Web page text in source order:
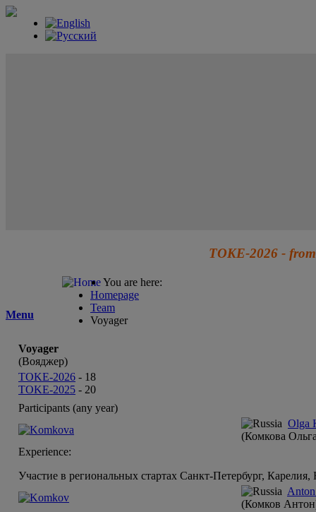
TOKE-2026 -
Menu
You are here:
Homepage
Team
Voyager
Voyager
(Вояджер)
TOKE-2026 - 18
TOKE-2025 - 20
Participants (any year)
Olga
(Комкова
Experience:
Участие в региональных стартах Санкт-Петербург,
(Комков